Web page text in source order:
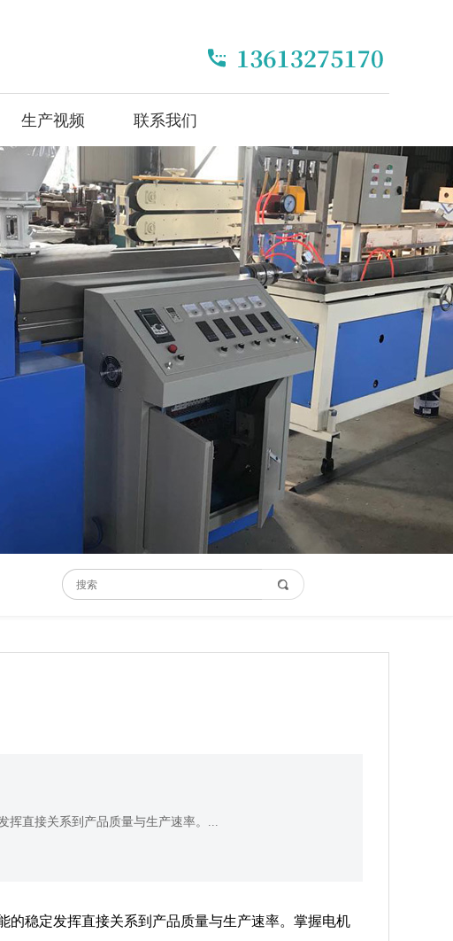
生产视频 联系我们
挥直接关系到产品质量与生产速率。...
的稳定发挥直接关系到产品质量与生产速率。掌握电机